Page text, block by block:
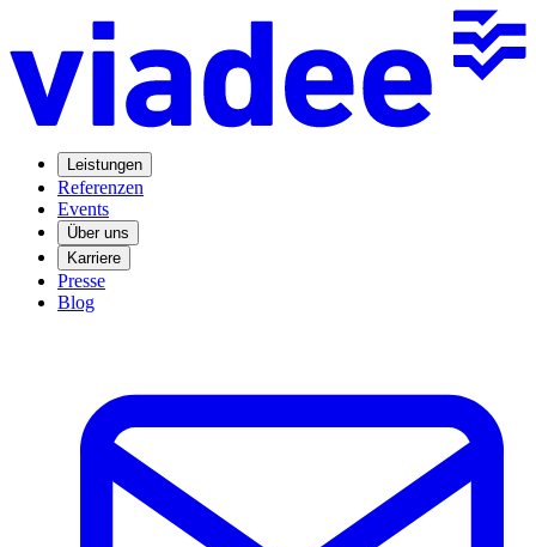
Leistungen
Referenzen
Events
Über uns
Karriere
Presse
Blog